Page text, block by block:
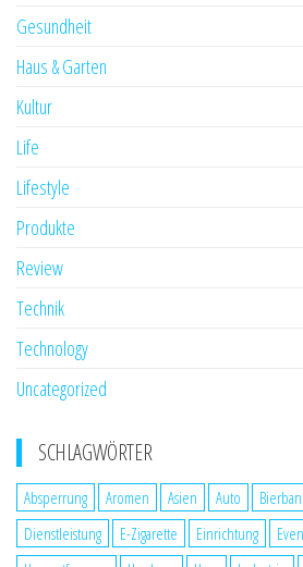
Gesundheit
Haus & Garten
Kultur
Life
Lifestyle
Produkte
Review
Technik
Technology
Uncategorized
SCHLAGWÖRTER
Absperrung Aromen Asien Auto
Dienstleistung
E-Zigarette Einrichtung